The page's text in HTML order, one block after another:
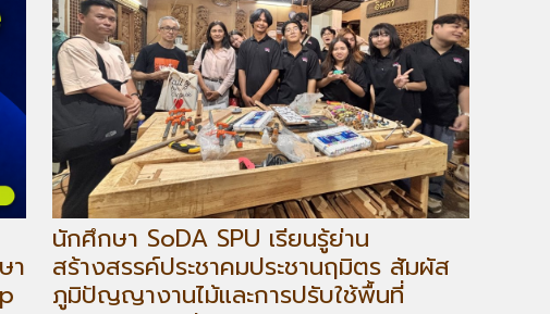
า
นักศึกษา SoDA SPU เรียนรู้ย่าน
สร้างสรรค์ประชาคมประชานฤมิตร สัมผัส
ภูมิปัญญางานไม้และการปรับใช้พื้นที่